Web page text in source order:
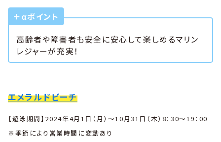
＋αポイント
高齢者や障害者も安全に安心して楽しめるマリン
レジャーが充実！
エメラルドビーチ
【遊泳期間】2024年4月1日（月）〜10月31日（木）8：30〜19：00
※季節により営業時間に変動あり